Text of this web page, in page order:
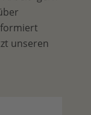
unseren